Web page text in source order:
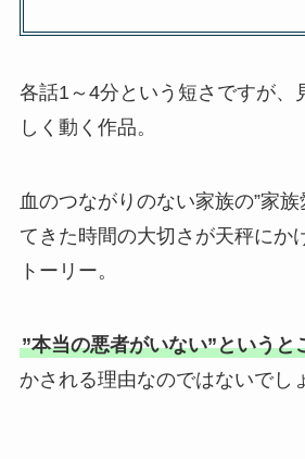
各話1～4分という短さですが、
しく動く作品。
血のつながりのない家族の”家族
てきた時間の大切さが天秤にか
トーリー。
”本当の悪者がいない”というと
かされる理由なのではないでし